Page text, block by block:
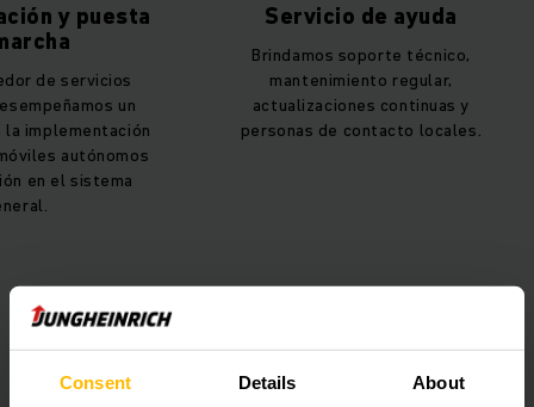
Consent Details About
y puesta
de servicios
un
implementación
autónomos
en el sistema
Servicio de ayuda
Brindamos soporte técnico,
mantenimiento regular,
actualizaciones continuas y
personas de contacto locales.